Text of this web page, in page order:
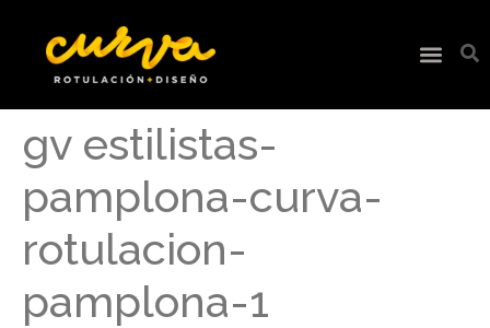
gv estilistas-
pamplona-curva-
rotulacion-
pamplona-1